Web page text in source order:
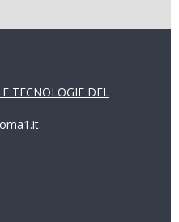
TECNOLOGIE DEL